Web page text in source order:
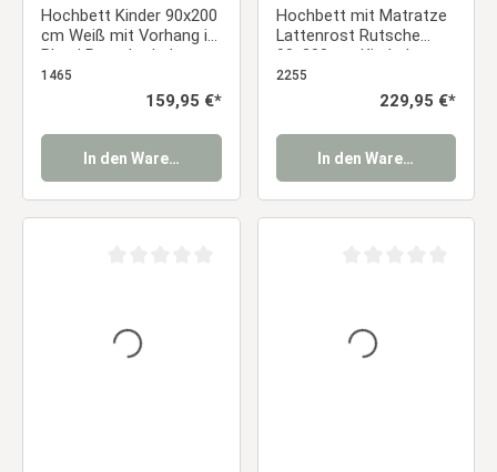
Hochbett Kinder 90x200
cm Weiß mit Vorhang in
Blau | Rutsche | ohne
Lattenrost | Jungen
1465
Regulärer Preis:
159,95 €*
In den Warenkorb
Hochbett mit Matratze
Lattenrost Rutsche
90x200 cm Kinderbett
Weiß Massiv
2255
Regulärer Preis:
229,95 €*
In den Warenkorb